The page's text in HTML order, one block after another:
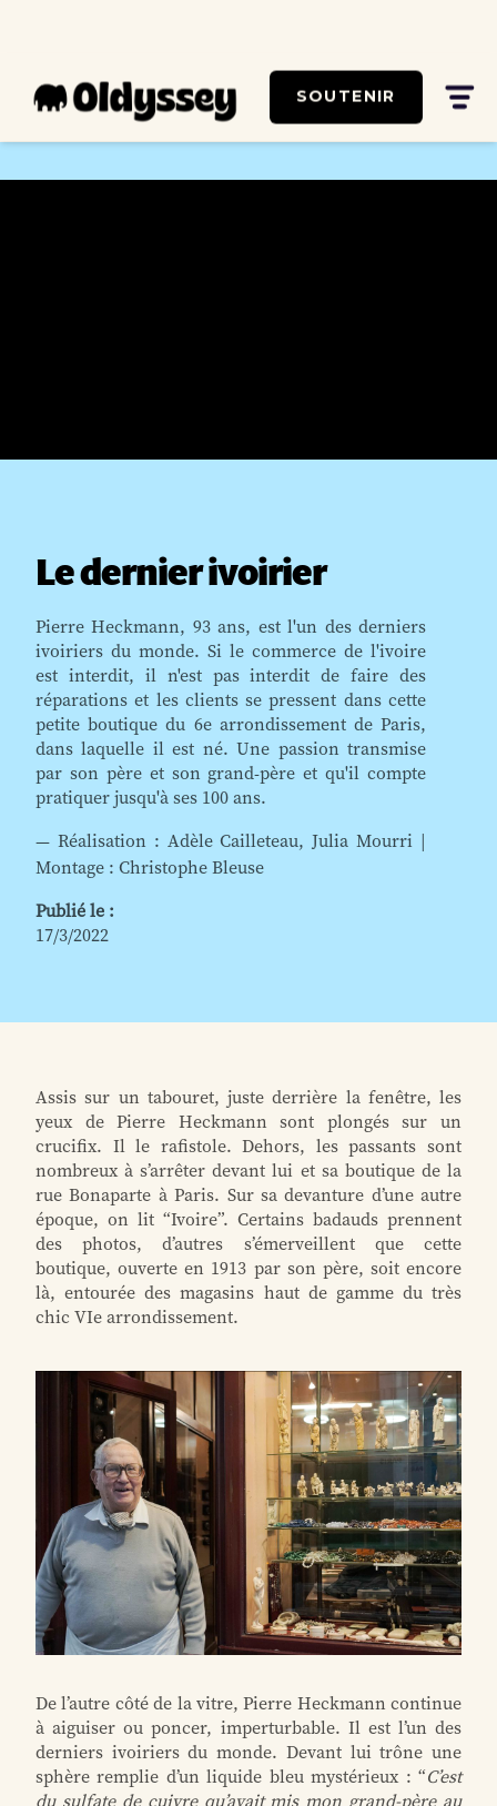
SOUTENIR
Le dernier ivoirier
Pierre Heckmann, 93 ans, est l'un des derniers
ivoiriers du monde. Si le commerce de l'ivoire
est interdit, il n'est pas interdit de faire des
réparations et les clients se pressent dans cette
petite boutique du 6e arrondissement de Paris,
dans laquelle il est né. Une passion transmise
par son père et son grand-père et qu'il compte
pratiquer jusqu'à ses 100 ans.
— Réalisation : Adèle Cailleteau, Julia Mourri |
Montage : Christophe Bleuse
Publié le :
17/3/2022
Assis sur un tabouret, juste derrière la fenêtre, les
yeux de Pierre Heckmann sont plongés sur un
crucifix. Il le rafistole. Dehors, les passants sont
nombreux à s’arrêter devant lui et sa boutique de la
rue Bonaparte à Paris. Sur sa devanture d’une autre
époque, on lit “Ivoire”. Certains badauds prennent
des photos, d’autres s’émerveillent que cette
boutique, ouverte en 1913 par son père, soit encore
là, entourée des magasins haut de gamme du très
chic VIe arrondissement.
De l’autre côté de la vitre, Pierre Heckmann continue
à aiguiser ou poncer, imperturbable. Il est l’un des
derniers ivoiriers du monde. Devant lui trône une
sphère remplie d’un liquide bleu mystérieux : “C’est
du sulfate de cuivre qu’avait mis mon grand-père au